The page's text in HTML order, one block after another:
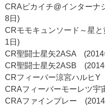
CRAピカイチ@インター
8日)
CRモモキュンソード～星
1日)
CR聖闘士星矢2ASA (2014
CR聖闘士星矢2ASB (2014
CRフィーバー涼宮ハルヒ
CRAフィーバーモーレツ
CRAファインプレー